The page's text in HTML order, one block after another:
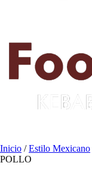
Inicio /Estilo Mexicano
POLLO